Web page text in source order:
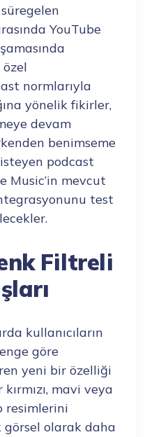
YouTube
normlarıyla
yönelik fikirler,
devam
benimseme
podcast
Music’in mevcut
test
Filtreli
kullanıcıların
göre
yeni bir özelliği
mavi veya
resimlerini
olarak daha